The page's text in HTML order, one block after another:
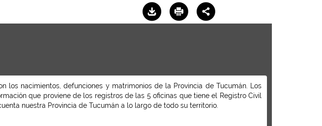
los nacimientos, defunciones y matrimonios de la Provincia de Tucumán. Los
que proviene de los registros de las 5 oficinas que tiene el Registro Civil
nuestra Provincia de Tucumán a lo largo de todo su territorio.